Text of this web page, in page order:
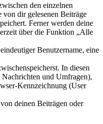
den einzelnen
dir gelesenen Beiträge
Ferner werden deine
über die Funktion „Alle
Benutzername, eine
In diesen
und Umfragen),
Kennzeichnung (User
deinen Beiträgen oder